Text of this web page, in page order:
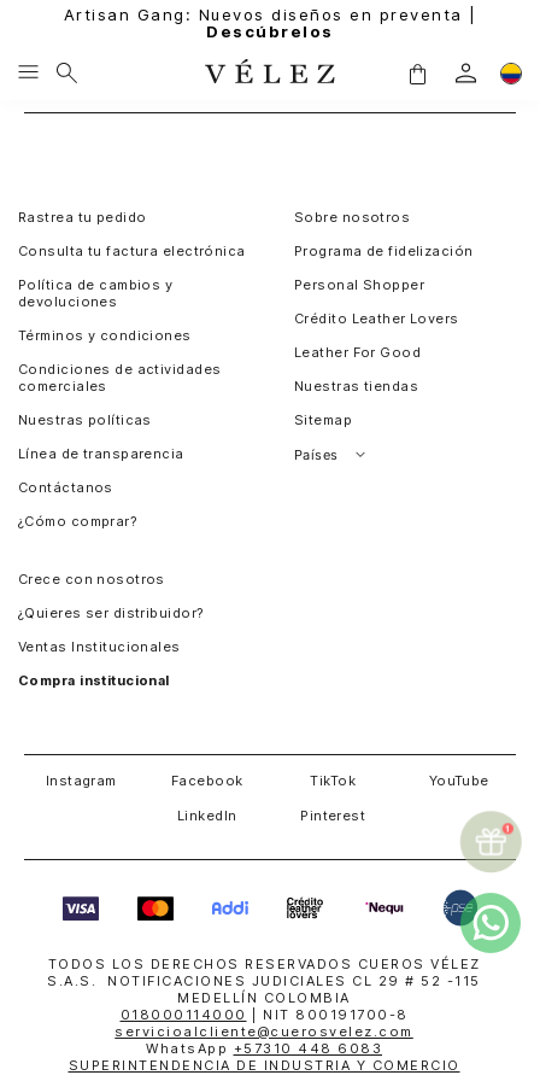
Artisan Gang: Nuevos diseños en preventa |
Descúbrelos
Rastrea tu pedido
Consulta tu factura electrónica
Política de cambios y
devoluciones
Términos y condiciones
Condiciones de actividades
comerciales
Nuestras políticas
Línea de transparencia
Contáctanos
¿Cómo comprar?
Sobre nosotros
Programa de fidelización
Personal Shopper
Crédito Leather Lovers
Leather For Good
Nuestras tiendas
Sitemap
Países
Crece con nosotros
¿Quieres ser distribuidor?
Ventas Institucionales
Compra institucional
Instagram Facebook TikTok YouTube
LinkedIn Pinterest
TODOS LOS DERECHOS RESERVADOS CUEROS VÉLEZ
S.A.S. NOTIFICACIONES JUDICIALES CL 29 # 52 -115
MEDELLÍN COLOMBIA
018000114000
| NIT 800191700-8
servicioalcliente@cuerosvelez.com
WhatsApp +57310 448 6083
SUPERINTENDENCIA DE INDUSTRIA Y COMERCIO